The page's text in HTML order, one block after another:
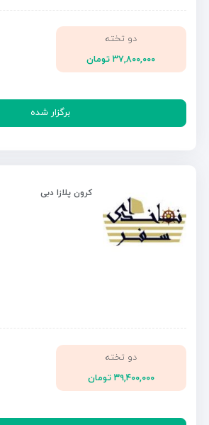
دو تخته
۳۷,۸۰۰,۰۰۰ تومان
برگزار شده
کرون پلازا دبی
دو تخته
۳۹,۴۰۰,۰۰۰ تومان